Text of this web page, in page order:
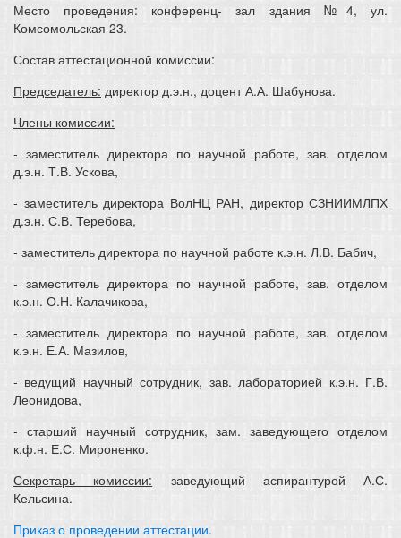
Место проведения: конференц- зал здания №4, ул.
Комсомольская 23.
Состав аттестационной комиссии:
Председатель: директор д.э.н., доцент А.А. Шабунова.
Члены комиссии:
- заместитель директора по научной работе, зав. отделом
д.э.н. Т.В. Ускова,
- заместитель директора ВолНЦ РАН, директор СЗНИИМЛПХ
д.э.н. С.В. Теребова,
- заместитель директора по научной работе к.э.н. Л.В. Бабич,
- заместитель директора по научной работе, зав. отделом
к.э.н. О.Н. Калачикова,
- заместитель директора по научной работе, зав. отделом
к.э.н. Е.А. Мазилов,
- ведущий научный сотрудник, зав. лабораторией к.э.н. Г.В.
Леонидова,
- старший научный сотрудник, зам. заведующего отделом
к.ф.н. Е.С. Мироненко.
Секретарь комиссии: заведующий аспирантурой А.С.
Кельсина.
Приказ о проведении аттестации.